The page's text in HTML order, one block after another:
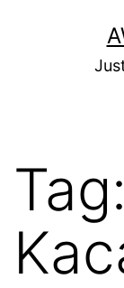
Tag: